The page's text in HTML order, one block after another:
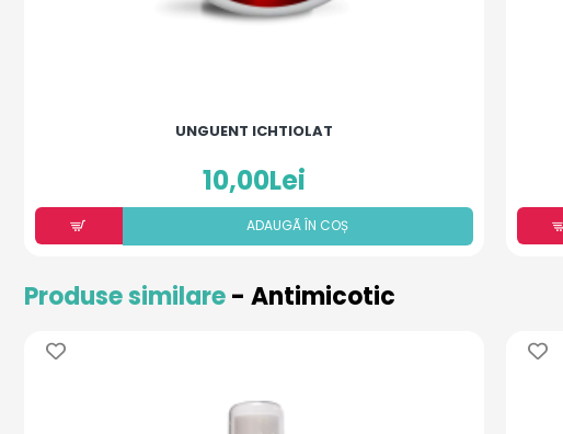
UNGUENT ICHTIOLAT
10,00Lei
ADAUGÃ ÎN COȘ
Produse similare- Antimicotic